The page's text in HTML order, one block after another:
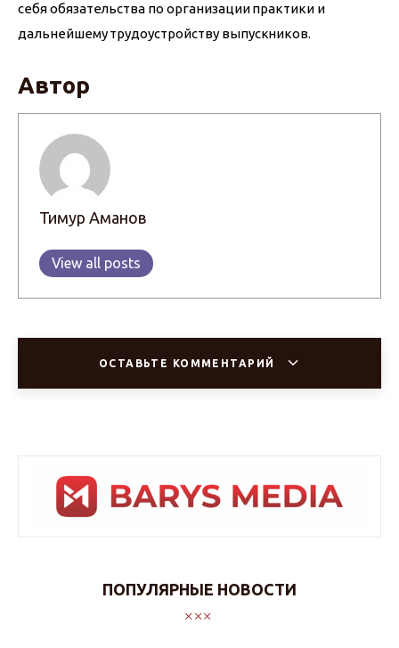
себя обязательства по организации практики и
дальнейшему трудоустройству выпускников.
Автор
Тимур Аманов
View all posts
ОСТАВЬТЕ КОММЕНТАРИЙ
ПОПУЛЯРНЫЕ НОВОСТИ